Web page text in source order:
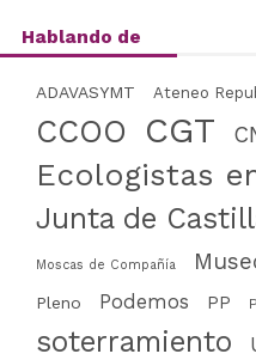
Hablando de
ADAVASYMT Ateneo
CCOO CGT
Ecologistas
Junta de
Moscas de Compañía
Pleno Podemos PP
soterramiento